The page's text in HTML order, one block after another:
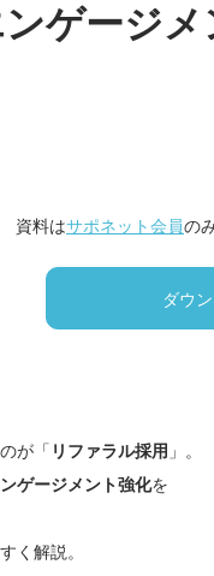
ゲージ
資料はサポネット会員の
ダウ
が「 リファラル採用 」。
ゲージメント強化を
く解説。